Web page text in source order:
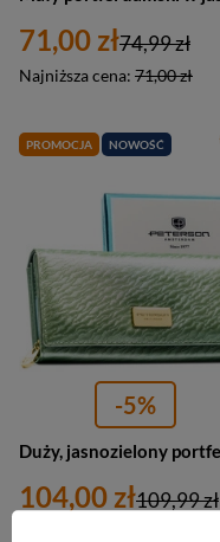
71,00 zł
Najniższa cena: 71,00 zł
74,99 zł
PROMOCJA NOWOŚĆ
-5%
104,00 zł109,99 zł